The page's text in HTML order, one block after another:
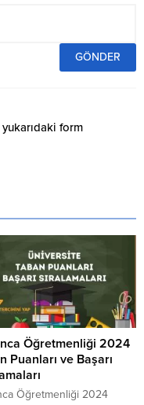
form
Öğretmenliği 2024
Puanları ve Başarı
Öğretmenliği 2024